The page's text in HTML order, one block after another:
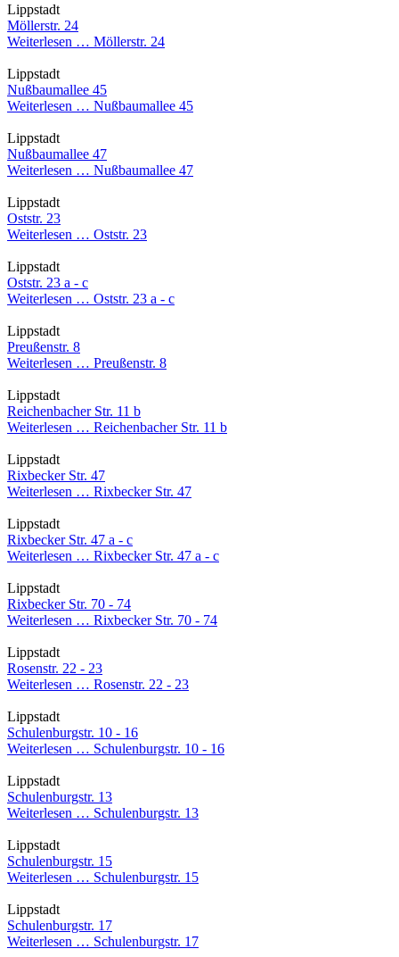
Lippstadt
Möllerstr. 24
Weiterlesen … Möllerstr. 24
Lippstadt
Nußbaumallee 45
Weiterlesen … Nußbaumallee 45
Lippstadt
Nußbaumallee 47
Weiterlesen … Nußbaumallee 47
Lippstadt
Oststr. 23
Weiterlesen … Oststr. 23
Lippstadt
Oststr. 23 a - c
Weiterlesen … Oststr. 23 a - c
Lippstadt
Preußenstr. 8
Weiterlesen … Preußenstr. 8
Lippstadt
Reichenbacher Str. 11 b
Weiterlesen … Reichenbacher Str. 11 b
Lippstadt
Rixbecker Str. 47
Weiterlesen … Rixbecker Str. 47
Lippstadt
Rixbecker Str. 47 a - c
Weiterlesen … Rixbecker Str. 47 a - c
Lippstadt
Rixbecker Str. 70 - 74
Weiterlesen … Rixbecker Str. 70 - 74
Lippstadt
Rosenstr. 22 - 23
Weiterlesen … Rosenstr. 22 - 23
Lippstadt
Schulenburgstr. 10 - 16
Weiterlesen … Schulenburgstr. 10 - 16
Lippstadt
Schulenburgstr. 13
Weiterlesen … Schulenburgstr. 13
Lippstadt
Schulenburgstr. 15
Weiterlesen … Schulenburgstr. 15
Lippstadt
Schulenburgstr. 17
Weiterlesen … Schulenburgstr. 17